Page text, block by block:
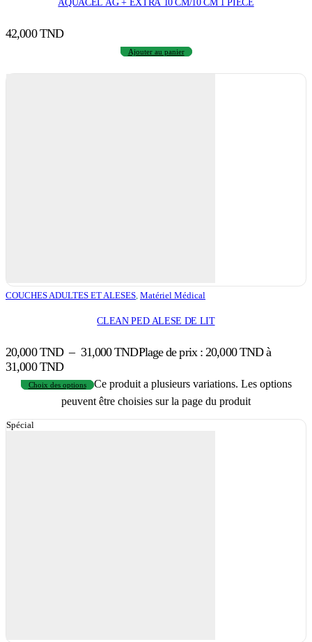
AQUACEL AG + EXTRA 10 CM/10 CM 1 PIECE
42,000TND
Ajouter au panier
COUCHES ADULTES ET ALESES, Matériel Médical
CLEAN PED ALESE DE LIT
20,000TND – 31,000TNDPlage de prix : 20,000 TND à
31,000 TND
Choix des options
Ce produit a plusieurs variations. Les options
peuvent être choisies sur la page du produit
Spécial